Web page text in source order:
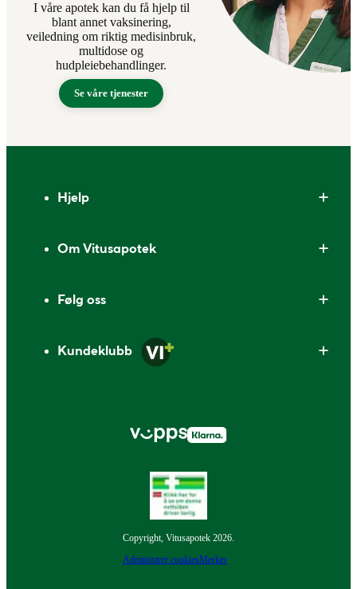
I våre apotek kan du få hjelp til
blant annet vaksinering,
veiledning om riktig medisinbruk,
multidose og
hudpleiebehandlinger.
Se våre tjenester
Hjelp
Om Vitusapotek
Følg oss
Kundeklubb
Copyright, Vitusapotek 2026.
Administrer cookiesMerker